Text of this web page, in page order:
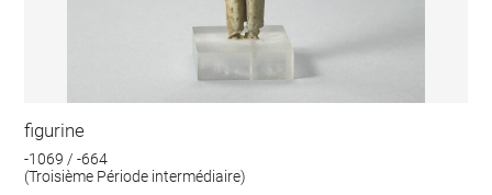
figurine
-1069 / -664
(Troisième Période intermédiaire)